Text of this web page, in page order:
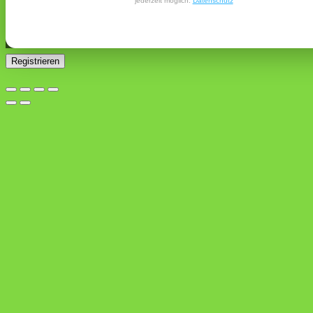
Registrieren